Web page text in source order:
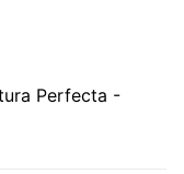
Perfecta -